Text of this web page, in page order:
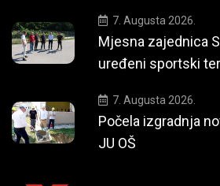
7. Augusta 2026.
Mjesna zajednica
uređeni sportski
7. Augusta 2026.
Počela izgradnja
JU OŠ